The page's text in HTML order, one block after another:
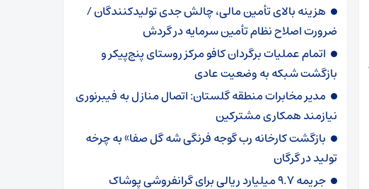
هزینه بالای تأمین مالی، چالش جدی تولیدکنندگان /
ضرورت اصلاح نظام تأمین سرمایه در گردش
اتمام عملیات برگردان کافو مرکز روستای پنج‌پیکر و
بازگشت شبکه به وضعیت عادی
مدیر مخابرات منطقه گلستان: اتصال منازل به فیبرنوری
نیازمند همکاری مشترکین
بازگشت کارخانه رب گوجه فرنگی شه گل صفا» به چرخه
تولید در گرگان
جریمه ۹.۷ میلیارد ریالی برای گرانفروشی پوشاک